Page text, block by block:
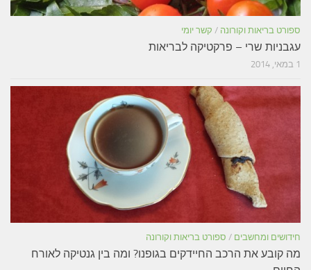
ספורט בריאות וקורונה / קשר יומי
עגבניות שרי – פרקטיקה לבריאות
1 במאי, 2014
חידושים ומחשבים / ספורט בריאות וקורונה
מה קובע את הרכב החיידקים בגופנו? ומה בין גנטיקה לאורח